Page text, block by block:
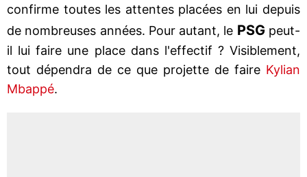
confirme toutes les attentes placées en lui depuis
de nombreuses années. Pour autant, le PSGpeut-
il lui faire une place dans l'effectif ? Visiblement,
tout dépendra de ce que projette de faire Kylian
Mbappé.